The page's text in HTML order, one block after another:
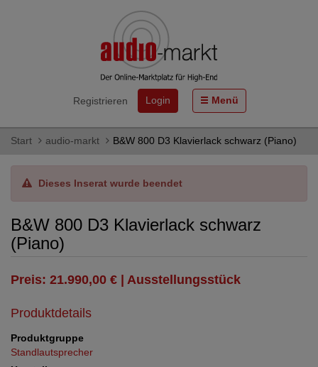
Registrieren Login Menü
Start audio-markt B&W 800 D3 Klavierlack schwarz (Piano)
Dieses Inserat wurde beendet
B&W 800 D3 Klavierlack schwarz
(Piano)
Preis: 21.990,00 € | Ausstellungsstück
Produktdetails
Produktgruppe
Standlautsprecher